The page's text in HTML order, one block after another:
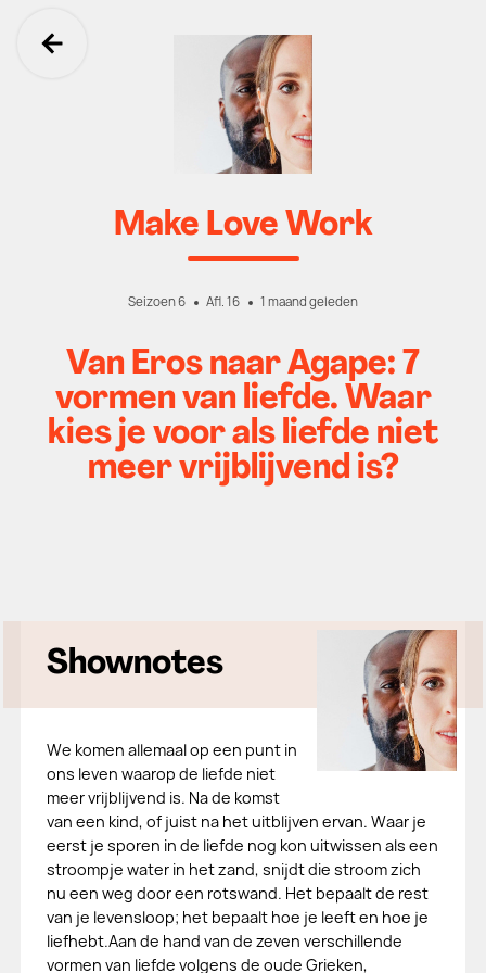
Ga terug
Make Love Work
Seizoen 6 Afl. 16 1 maand geleden
Van Eros naar Agape: 7
vormen van liefde. Waar
kies je voor als liefde niet
meer vrijblijvend is?
Shownotes
We komen allemaal op een punt in
ons leven waarop de liefde niet
meer vrijblijvend is. Na de komst
van een kind, of juist na het uitblijven ervan. Waar je
eerst je sporen in de liefde nog kon uitwissen als een
stroompje water in het zand, snijdt die stroom zich
nu een weg door een rotswand. Het bepaalt de rest
van je levensloop; het bepaalt hoe je leeft en hoe je
liefhebt.Aan de hand van de zeven verschillende
vormen van liefde volgens de oude Grieken,